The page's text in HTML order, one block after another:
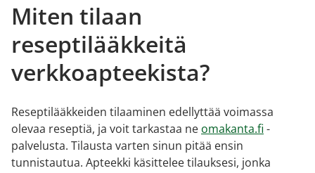
Miten tilaan
reseptilääkkeitä
verkkoapteekista?
Reseptilääkkeiden tilaaminen edellyttää voimassa
olevaa reseptiä, ja voit tarkastaa ne omakanta.fi -
palvelusta. Tilausta varten sinun pitää ensin
tunnistautua. Apteekki käsittelee tilauksesi, jonka